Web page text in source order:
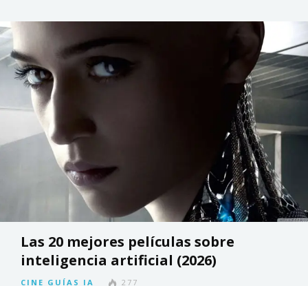
Las 20 mejores películas sobre
inteligencia artificial (2026)
CINE GUÍAS IA 277